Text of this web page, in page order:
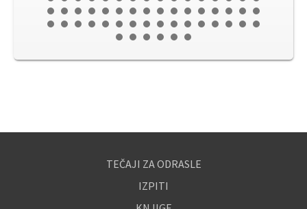
TEČAJI ZA ODRASLE
IZPITI